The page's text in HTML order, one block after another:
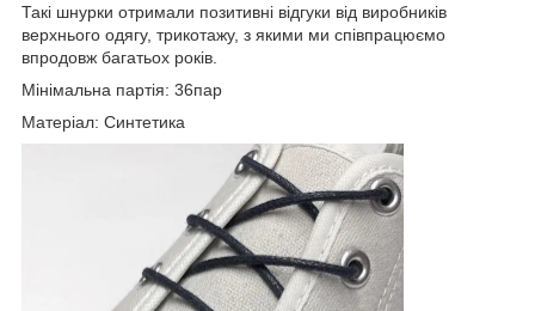
Такі шнурки отримали позитивні відгуки від виробників
верхнього одягу, трикотажу, з якими ми співпрацюємо
впродовж багатьох років.
Мінімальна партія: 36пар
Матеріал: Синтетика